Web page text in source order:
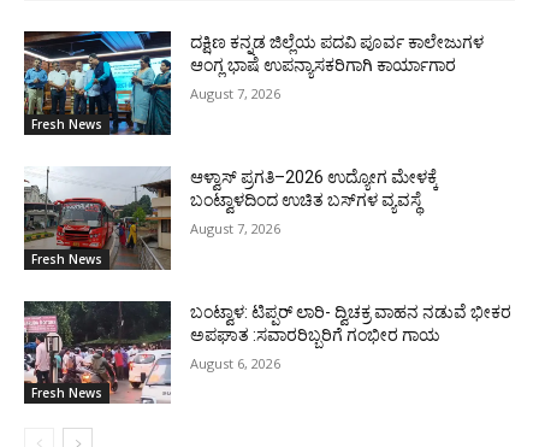
Fresh News
ದಕ್ಷಿಣ ಕನ್ನಡ ಜಿಲ್ಲೆಯ ಪದವಿ ಪೂರ್ವ ಕಾಲೇಜುಗಳ
ಆಂಗ್ಲ ಭಾಷೆ ಉಪನ್ಯಾಸಕರಿಗಾಗಿ ಕಾರ್ಯಾಗಾರ
August 7, 2026
Fresh News
ಆಳ್ವಾಸ್ ಪ್ರಗತಿ–2026 ಉದ್ಯೋಗ ಮೇಳಕ್ಕೆ
ಬಂಟ್ವಾಳದಿಂದ ಉಚಿತ ಬಸ್‌ಗಳ ವ್ಯವಸ್ಥೆ
August 7, 2026
Fresh News
ಬಂಟ್ವಾಳ: ಟಿಪ್ಪರ್ ಲಾರಿ- ದ್ವಿಚಕ್ರ ವಾಹನ ನಡುವೆ ಭೀಕರ
ಅಪಘಾತ :ಸವಾರರಿಬ್ಬರಿಗೆ ಗಂಭೀರ ಗಾಯ
August 6, 2026